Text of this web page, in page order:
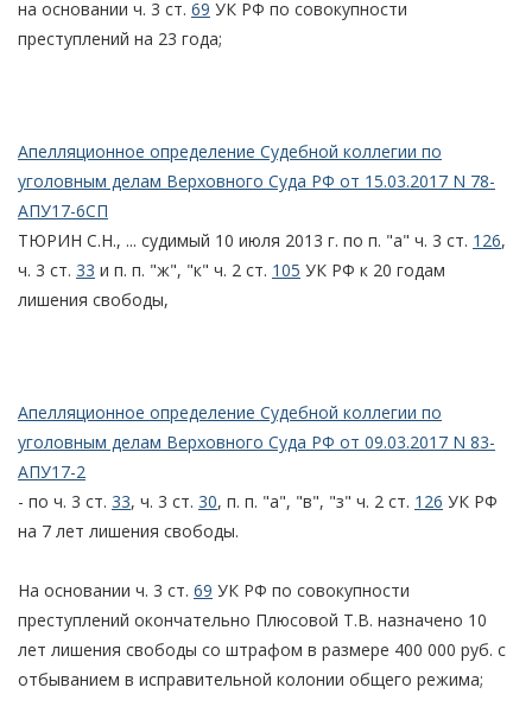
на основании ч. 3 ст. 69 УК РФ по совокупности
преступлений на 23 года;
Апелляционное определение Судебной коллегии по
уголовным делам Верховного Суда РФ от 15.03.2017 N 78-
АПУ17-6СП
ТЮРИН С.Н., ... судимый 10 июля 2013 г. по п. "а" ч. 3 ст. 126,
ч. 3 ст. 33 и п. п. "ж", "к" ч. 2 ст. 105 УК РФ к 20 годам
лишения свободы,
Апелляционное определение Судебной коллегии по
уголовным делам Верховного Суда РФ от 09.03.2017 N 83-
АПУ17-2
- по ч. 3 ст. 33, ч. 3 ст. 30, п. п. "а", "в", "з" ч. 2 ст. 126 УК РФ
на 7 лет лишения свободы.
На основании ч. 3 ст. 69 УК РФ по совокупности
преступлений окончательно Плюсовой Т.В. назначено 10
лет лишения свободы со штрафом в размере 400 000 руб. с
отбыванием в исправительной колонии общего режима;